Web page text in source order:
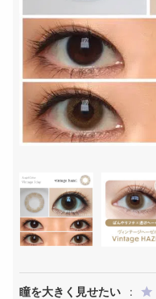
瞳を大きく見せたい
：